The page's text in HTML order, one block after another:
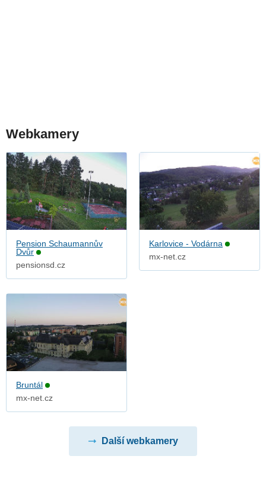
Webkamery
Pension Schaumannův
Dvůr
pensionsd.cz
Karlovice - Vodárna
mx-net.cz
Bruntál
mx-net.cz
Další webkamery